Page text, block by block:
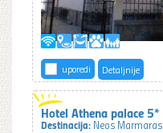
uporedi Detaljnije
Hotel Athena palace 5*
Destinacija: Neos Marmaras